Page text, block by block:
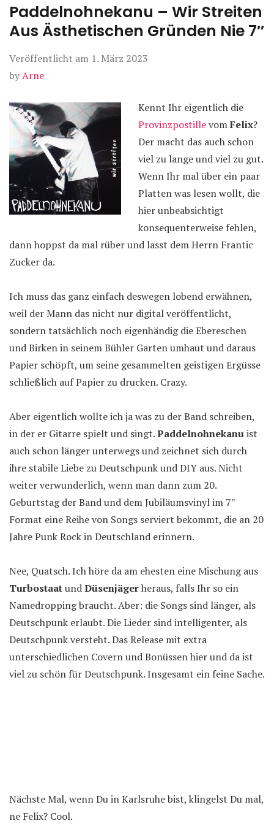
Paddelnohnekanu – Wir Streiten
Aus Ästhetischen Gründen Nie 7″
Veröffentlicht am 1. März 2023
byArne
Kennt Ihr eigentlich die
ProvinzpostillevomFelix?
Der macht das auch schon
viel zu lange und viel zu gut.
Wenn Ihr mal über ein paar
Platten was lesen wollt, die
hier unbeabsichtigt
konsequenterweise fehlen,
dann hoppst da mal rüber und lasst dem Herrn Frantic
Zucker da.
Ich muss das ganz einfach deswegen lobend erwähnen,
weil der Mann das nicht nur digital veröffentlicht,
sondern tatsächlich noch eigenhändig die Ebereschen
und Birken in seinem Bühler Garten umhaut und daraus
Papier schöpft, um seine gesammelten geistigen Ergüsse
schließlich auf Papier zu drucken. Crazy.
Aber eigentlich wollte ich ja was zu der Band schreiben,
in der er Gitarre spielt und singt.Paddelnohnekanuist
auch schon länger unterwegs und zeichnet sich durch
ihre stabile Liebe zu Deutschpunk und DIY aus. Nicht
weiter verwunderlich, wenn man dann zum 20.
Geburtstag der Band und dem Jubiläumsvinyl im 7″
Format eine Reihe von Songs serviert bekommt, die an 20
Jahre Punk Rock in Deutschland erinnern.
Nee, Quatsch. Ich höre da am ehesten eine Mischung aus
TurbostaatundDüsenjägerheraus, falls Ihr so ein
Namedropping braucht. Aber: die Songs sind länger, als
Deutschpunk erlaubt. Die Lieder sind intelligenter, als
Deutschpunk versteht. Das Release mit extra
unterschiedlichen Covern und Bonüssen hier und da ist
viel zu schön für Deutschpunk. Insgesamt ein feine Sache.
Nächste Mal, wenn Du in Karlsruhe bist, klingelst Du mal,
ne Felix? Cool.